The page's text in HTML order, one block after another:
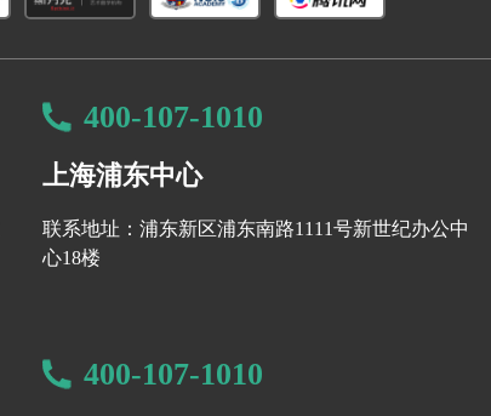
400-107-1010
上海浦东中心
联系地址：浦东新区浦东南路1111号新世纪办公中
心18楼
400-107-1010